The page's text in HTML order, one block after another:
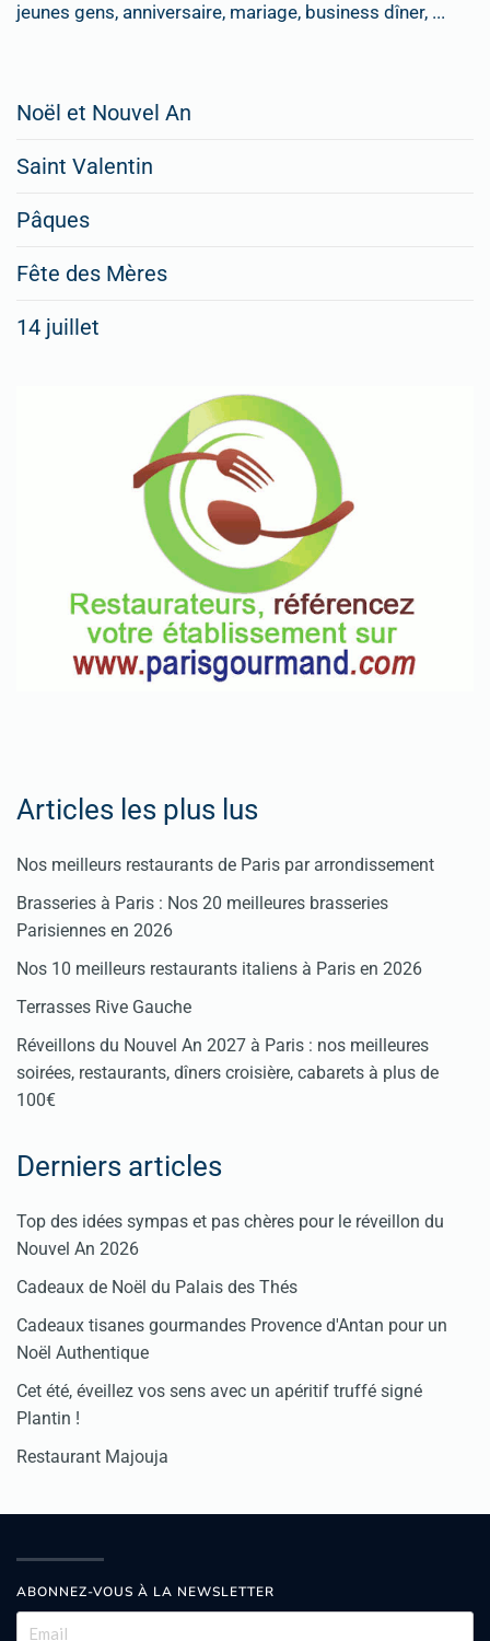
jeunes gens, anniversaire, mariage, business dîner, ...
rubriques
Spéciales
Fêtes
Pour
enregistrer
votre
restaurant
Noël et Nouvel An
Saint Valentin
Pâques
Fête des Mères
14 juillet
Articles les plus lus
Nos meilleurs restaurants de Paris par arrondissement
Brasseries à Paris : Nos 20 meilleures brasseries
Parisiennes en 2026
Nos 10 meilleurs restaurants italiens à Paris en 2026
Terrasses Rive Gauche
Réveillons du Nouvel An 2027 à Paris : nos meilleures
soirées, restaurants, dîners croisière, cabarets à plus de
100€
Derniers articles
Top des idées sympas et pas chères pour le réveillon du
Nouvel An 2026
Cadeaux de Noël du Palais des Thés
Cadeaux tisanes gourmandes Provence d'Antan pour un
Noël Authentique
Cet été, éveillez vos sens avec un apéritif truffé signé
Plantin !
Restaurant Majouja
ABONNEZ-VOUS À LA NEWSLETTER